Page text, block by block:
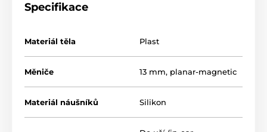
Specifikace
Materiál těla Plast
Měniče 13 mm, planar-magnetic
Materiál náušníků Silikon